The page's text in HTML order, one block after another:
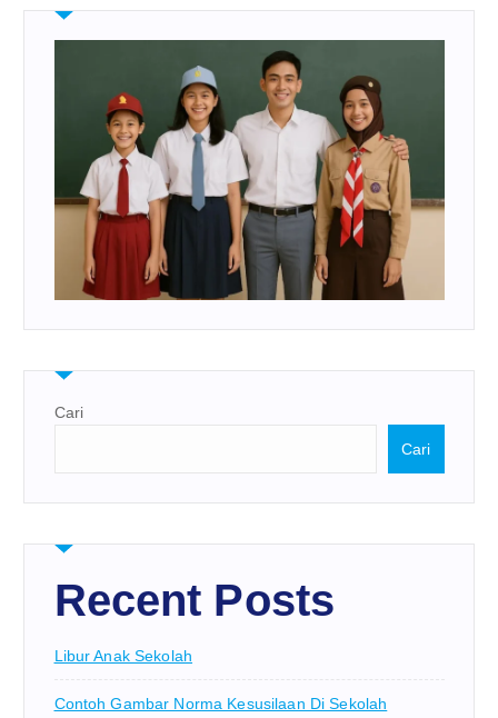
Cari
Cari
Recent Posts
Libur Anak Sekolah
Contoh Gambar Norma Kesusilaan Di Sekolah